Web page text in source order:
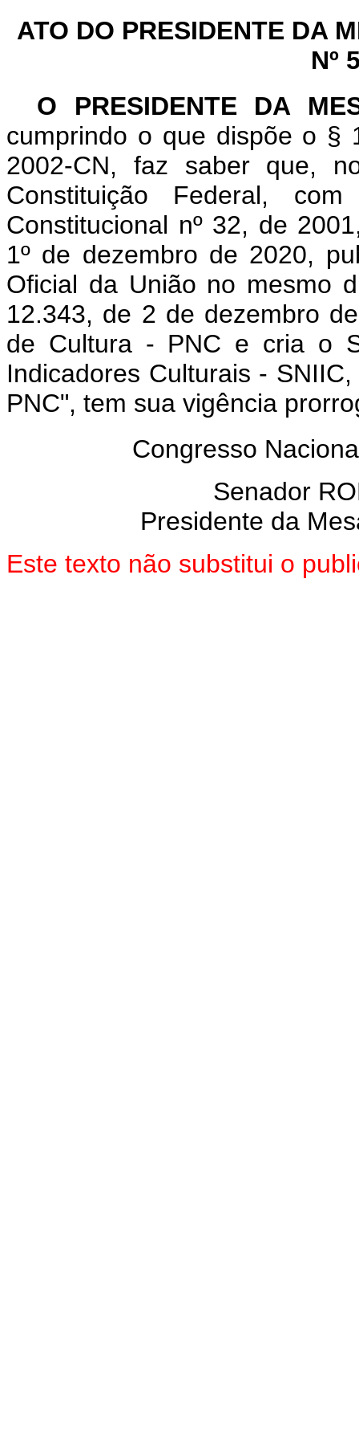
ATO DO PRESIDENTE DA
Nº
O PRESIDENTE DA
cumprindo o que dispõe o §
2002-CN, faz saber que,
Constituição Federal,
Constitucional nº 32, de
1º de dezembro de 2020,
Oficial da União no mesmo
12.343, de 2 de dezembro
de Cultura - PNC e cria o
Indicadores Culturais -
PNC", tem sua vigência
Congresso
Senador
Presidente da
Este texto não substitui o